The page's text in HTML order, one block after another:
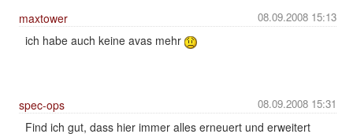
08.09.2008 15:13
maxtower
ich habe auch keine avas mehr
08.09.2008 15:31
spec-ops
Find ich gut, dass hier immer alles erneuert und erweitert